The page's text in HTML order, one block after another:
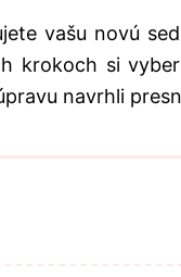
vašu novú
krokoch si
navrhli